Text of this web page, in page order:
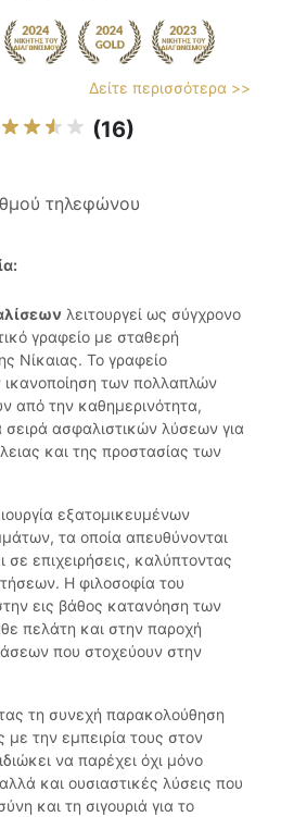
Δείτε περισσότερα >>
(16)
τηλεφώνου
λειτουργεί ως σύγχρονο
γραφείο με σταθερή
Νίκαιας. Το γραφείο
ικανοποίηση των πολλαπλών
από την καθημερινότητα,
σειρά ασφαλιστικών λύσεων για
και της προστασίας των
εξατομικευμένων
τα οποία απευθύνονται
σε επιχειρήσεις, καλύπτοντας
Η φιλοσοφία του
εις βάθος κατανόηση των
πελάτη και στην παροχή
που στοχεύουν στην
τη συνεχή παρακολούθηση
την εμπειρία τους στον
να παρέχει όχι μόνο
και ουσιαστικές λύσεις που
και τη σιγουριά για το